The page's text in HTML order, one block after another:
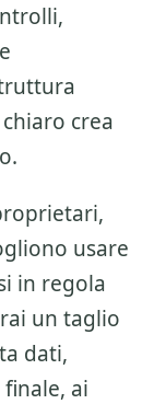
crea
usare
in regola
un taglio
dati,
, ai